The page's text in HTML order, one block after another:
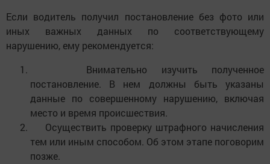
Если водитель получил постановление без фото или
иных важных данных по соответствующему
нарушению, ему рекомендуется:
Внимательно изучить полученное
постановление. В нем должны быть указаны
данные по совершенному нарушению, включая
место и время происшествия.
Осуществить проверку штрафного начисления
тем или иным способом. Об этом этапе поговорим
позже.